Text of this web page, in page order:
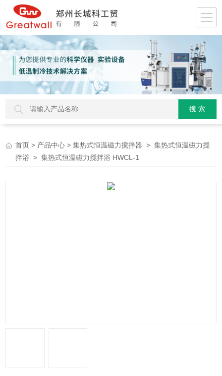
首页 > 产品中心 >集热式恒温磁力搅拌器 >集热式恒温磁力搅
拌浴 > 集热式恒温磁力搅拌浴 HWCL-1